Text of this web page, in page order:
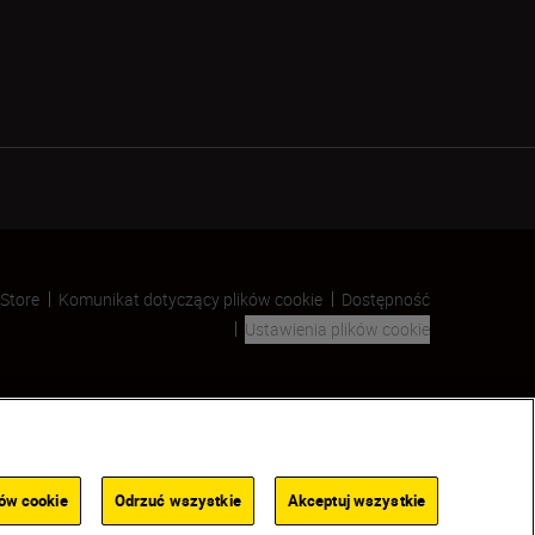
Komunikat dotyczący plików cookie
Dostępność
Ustawienia plików cookie
cookie Odrzuć wszystkie Akceptuj wszystkie